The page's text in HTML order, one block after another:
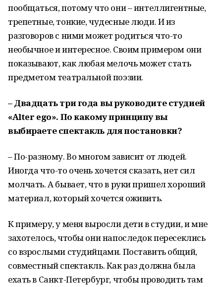
пообщаться, потому что они – интеллигентные,
трепетные, тонкие, чудесные люди. И из
разговоров с ними может родиться что-то
необычное и интересное. Своим примером они
показывают, как любая мелочь может стать
предметом театральной поэзии.
– Двадцать три года вы руководите студией
«Alter ego». По какому принципу вы
выбираете спектакль для постановки?
– По-разному. Во многом зависит от людей.
Иногда что-то очень хочется сказать, нет сил
молчать. А бывает, что в руки пришел хороший
материал, который хочется оживить.
К примеру, у меня выросли дети в студии, и мне
захотелось, чтобы они напоследок пересеклись
со взрослыми студийцами. Поставить общий,
совместный спектакль. Как раз должна была
ехать в Санкт-Петербург, чтобы проводить там